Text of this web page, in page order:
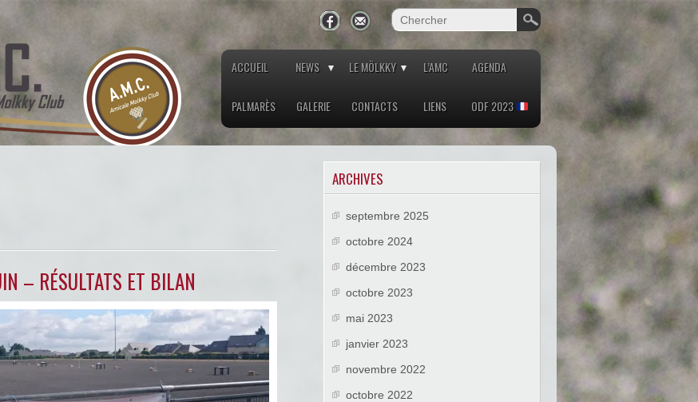
ACCUEIL NEWS LE MÖLKKY L’AMC AGENDA
PALMARÈS GALERIE CONTACTS LIENS ODF 2023
– RÉSULTATS ET BILAN
ARCHIVES
septembre 2025
octobre 2024
décembre 2023
octobre 2023
mai 2023
janvier 2023
novembre 2022
octobre 2022